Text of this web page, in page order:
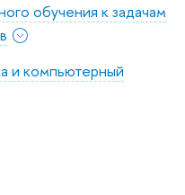
обучения к задачам
и компьютерный